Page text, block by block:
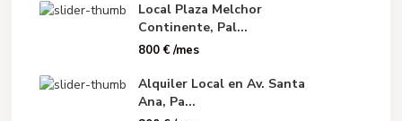
Local Plaza Melchor
Continente, Pal...
800 €/mes
Alquiler Local en Av. Santa
Ana, Pa...